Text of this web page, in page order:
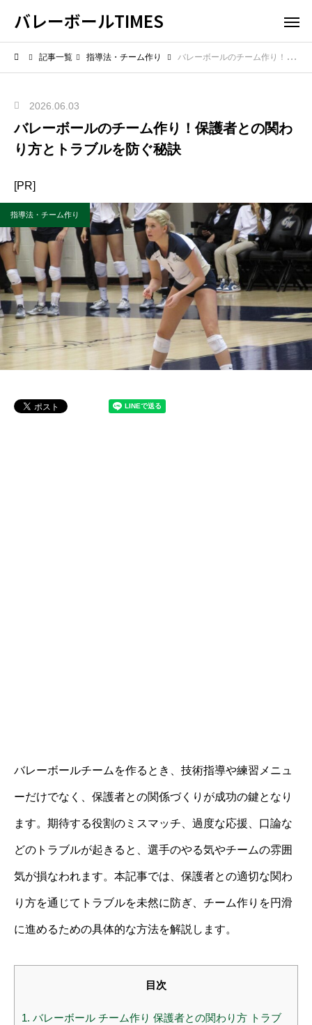
バレーボールTIMES
記事一覧 指導法・チーム作り バレーボールのチーム作り！保護者との関わり方とトラブルを防ぐ秘訣
2026.06.03
バレーボールのチーム作り！保護者との関わ
り方とトラブルを防ぐ秘訣
[PR]
指導法・チーム作り
バレーボールチームを作るとき、技術指導や練習メニュ
ーだけでなく、保護者との関係づくりが成功の鍵となり
ます。期待する役割のミスマッチ、過度な応援、口論な
どのトラブルが起きると、選手のやる気やチームの雰囲
気が損なわれます。本記事では、保護者との適切な関わ
り方を通じてトラブルを未然に防ぎ、チーム作りを円滑
に進めるための具体的な方法を解説します。
目次
1. バレーボール チーム作り 保護者との関わり方 トラブ